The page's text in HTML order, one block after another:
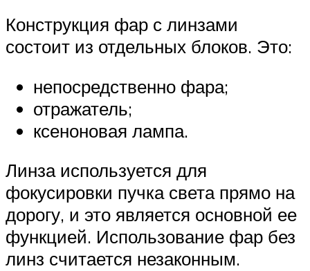
Конструкция фар с линзами
состоит из отдельных блоков. Это:
непосредственно фара;
отражатель;
ксеноновая лампа.
Линза используется для
фокусировки пучка света прямо на
дорогу, и это является основной ее
функцией. Использование фар без
линз считается незаконным.